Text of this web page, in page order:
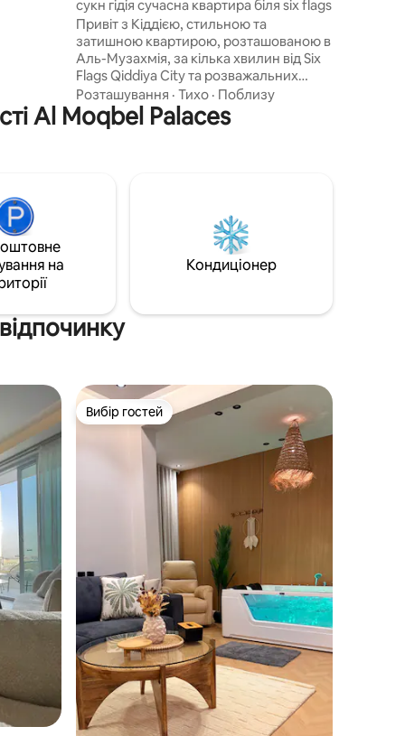
-
сукн гідія сучасна квартира біля six flags
Привіт з Кіддією, стильною та
затишною квартирою, розташованою в
Аль-Музахмія, за кілька хвилин від Six
Flags Qiddiya City та розважальних
місць Кіддії, що пропонує спокійну та
комфортну атмосферу, що робить її
ідеальною для сімей, пар та
розташованої в Аль-Музахмія, поблизу
тематичного парку Six Flags та
розважальних закладів Кіддія, що
пропонує спокійну та комфортабельну
насолодитися
Розташування · Тихо · Поблизу
Al Moqbel Palaces
на
Кондиціонер
Вибір гостей
Вибір гостей